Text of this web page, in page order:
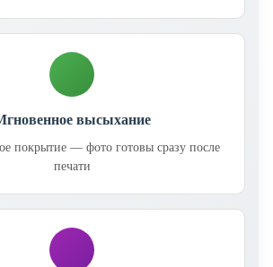
высыхание
покрытие — фото готовы сразу после
печати